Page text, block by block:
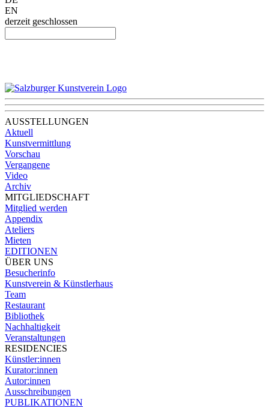
EN
derzeit geschlossen
AUSSTELLUNGEN
Aktuell
Kunstvermittlung
Vorschau
Vergangene
Video
Archiv
MITGLIEDSCHAFT
Mitglied werden
Appendix
Ateliers
Mieten
EDITIONEN
ÜBER UNS
Besucherinfo
Kunstverein & Künstlerhaus
Team
Restaurant
Bibliothek
Nachhaltigkeit
Veranstaltungen
RESIDENCIES
Künstler:innen
Kurator:innen
Autor:innen
Ausschreibungen
PUBLIKATIONEN